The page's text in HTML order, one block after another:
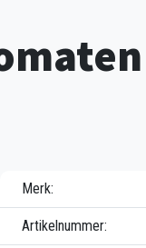
Merk:
Artikelnummer: